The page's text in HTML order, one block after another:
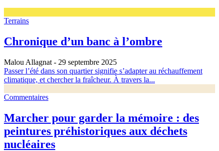
Terrains
Chronique d’un banc à l’ombre
Malou Allagnat - 29 septembre 2025
Passer l’été dans son quartier signifie s’adapter au réchauffement
climatique, et chercher la fraîcheur. À travers la...
Commentaires
Marcher pour garder la mémoire : des
peintures préhistoriques aux déchets
nucléaires